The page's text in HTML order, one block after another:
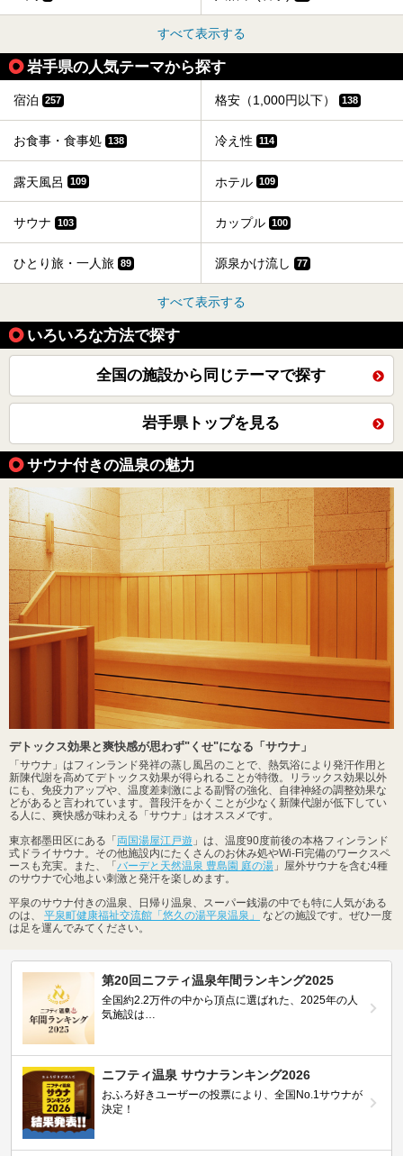
すべて表示する
岩手県の人気テーマから探す
宿泊 257 格安（1,000円以下） 138
お食事・食事処 138 冷え性 114
露天風呂 109 ホテル 109
サウナ 103 カップル 100
ひとり旅・一人旅 89 源泉かけ流し 77
すべて表示する
いろいろな方法で探す
全国の施設から同じテーマで探す
岩手県トップを見る
サウナ付きの温泉の魅力
デトックス効果と爽快感が思わず"くせ"になる「サウナ」
「サウナ」はフィンランド発祥の蒸し風呂のことで、熱気浴により発汗作用と
新陳代謝を高めてデトックス効果が得られることが特徴。リラックス効果以外
にも、免疫力アップや、温度差刺激による副腎の強化、自律神経の調整効果な
どがあると言われています。普段汗をかくことが少なく新陳代謝が低下してい
る人に、爽快感が味わえる「サウナ」はオススメです。
東京都墨田区にある「両国湯屋江戸遊 」は、温度90度前後の本格フィンランド
式ドライサウナ。その他施設内にたくさんのお休み処やWi-Fi完備のワークスペ
ースも充実。また、「バーデと天然温泉 豊島園 庭の湯 」屋外サウナを含む4種
のサウナで心地よい刺激と発汗を楽しめます。
平泉のサウナ付きの温泉、日帰り温泉、スーパー銭湯の中でも特に人気がある
のは、 平泉町健康福祉交流館「悠久の湯平泉温泉」
などの施設です。ぜひ一度
は足を運んでみてください。
第20回ニフティ温泉年間ランキング2025
全国約2.2万件の中から頂点に選ばれた、2025年の人
気施設は…
ニフティ温泉 サウナランキング2026
おふろ好きユーザーの投票により、全国No.1サウナが
決定！